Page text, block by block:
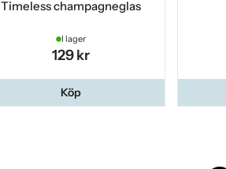
Timeless champagneglas
I lager
129 kr
Köp